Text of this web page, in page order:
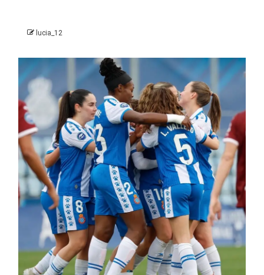
lucia_12